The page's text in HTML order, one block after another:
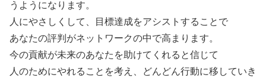
うようになります。
人にやさしくして、目標達成をアシストすることで
あなたの評判がネットワークの中で高まります。
今の貢献が未来のあなたを助けてくれると信じて
人のためにやれることを考え、どんどん行動に移していき